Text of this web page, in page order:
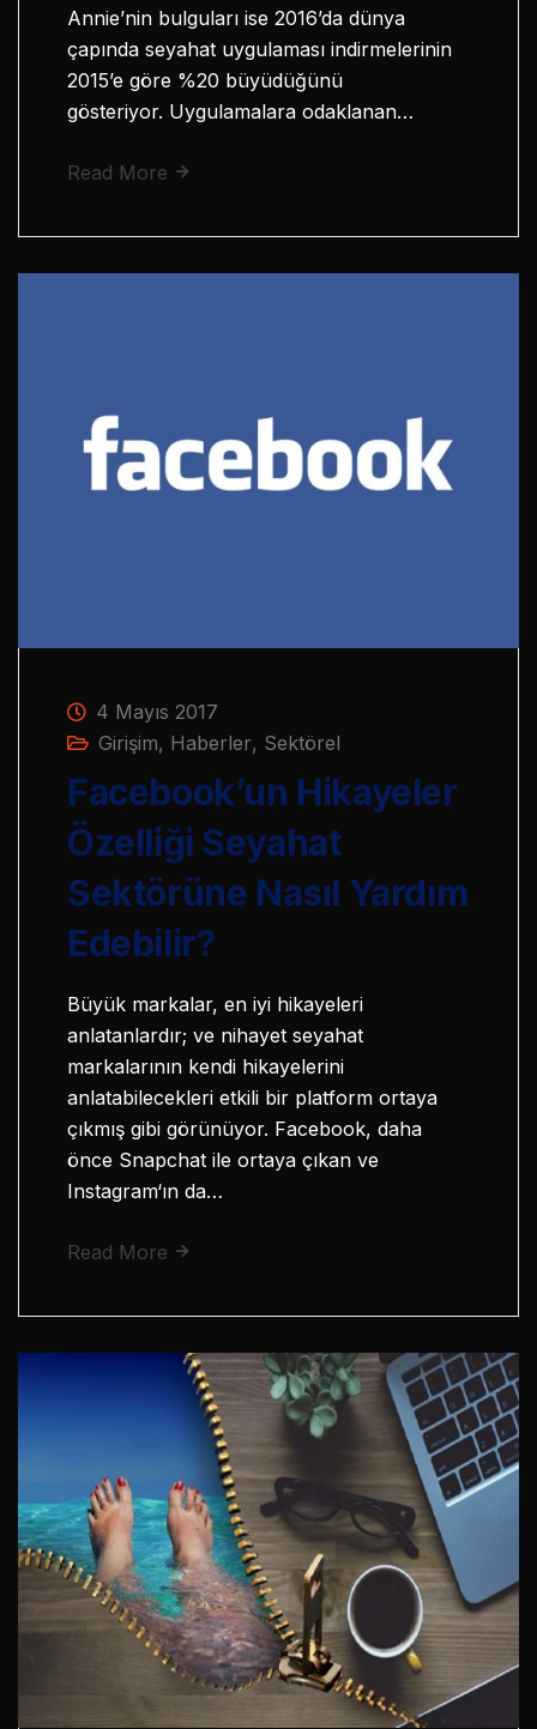
Annie’nin bulguları ise 2016’da dünya
çapında seyahat uygulaması indirmelerinin
2015’e göre %20 büyüdüğünü
gösteriyor. Uygulamalara odaklanan…
Read More
4 Mayıs 2017
Girişim, Haberler, Sektörel
Facebook’un Hikayeler
Özelliği Seyahat
Sektörüne Nasıl Yardım
Edebilir?
Büyük markalar, en iyi hikayeleri
anlatanlardır; ve nihayet seyahat
markalarının kendi hikayelerini
anlatabilecekleri etkili bir platform ortaya
çıkmış gibi görünüyor. Facebook, daha
önce Snapchat ile ortaya çıkan ve
Instagram‘ın da…
Read More